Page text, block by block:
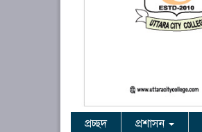
প্রচ্ছদ প্রশাসন